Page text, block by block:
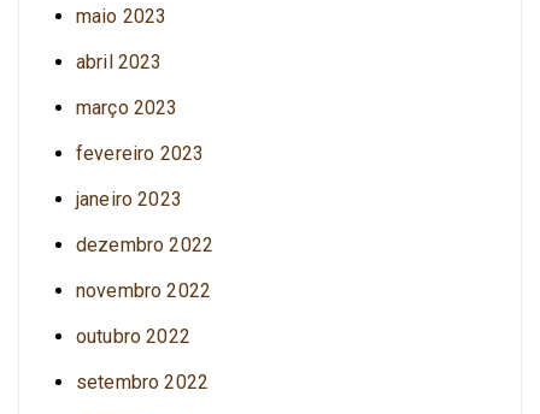
maio 2023
abril 2023
março 2023
fevereiro 2023
janeiro 2023
dezembro 2022
novembro 2022
outubro 2022
setembro 2022